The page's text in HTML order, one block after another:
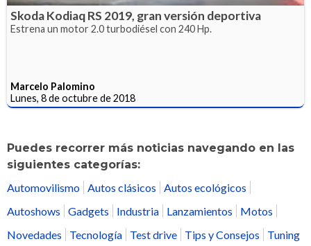
Skoda Kodiaq RS 2019, gran versión deportiva
Estrena un motor 2.0 turbodiésel con 240 Hp.
Marcelo Palomino
Lunes, 8 de octubre de 2018
Puedes recorrer más noticias navegando en las
siguientes categorías:
Automovilismo Autos clásicos
Autos ecológicos
Autoshows
Gadgets Industria Lanzamientos
Motos
Novedades
Tecnología Test drive Tips y Consejos Tuning